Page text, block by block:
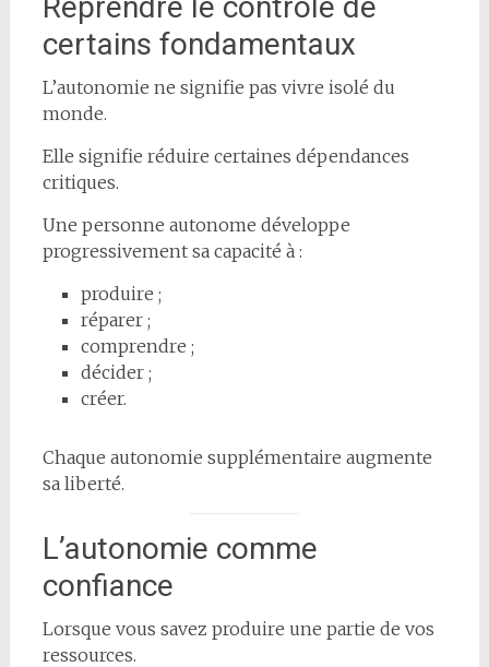
certains fondamentaux
L’autonomie ne signifie pas vivre isolé du
monde.
Elle signifie réduire certaines dépendances
critiques.
Une personne autonome développe
progressivement sa capacité à :
produire ;
réparer ;
comprendre ;
décider ;
créer.
Chaque autonomie supplémentaire augmente
sa liberté.
L’autonomie comme
confiance
Lorsque vous savez produire une partie de vos
ressources.